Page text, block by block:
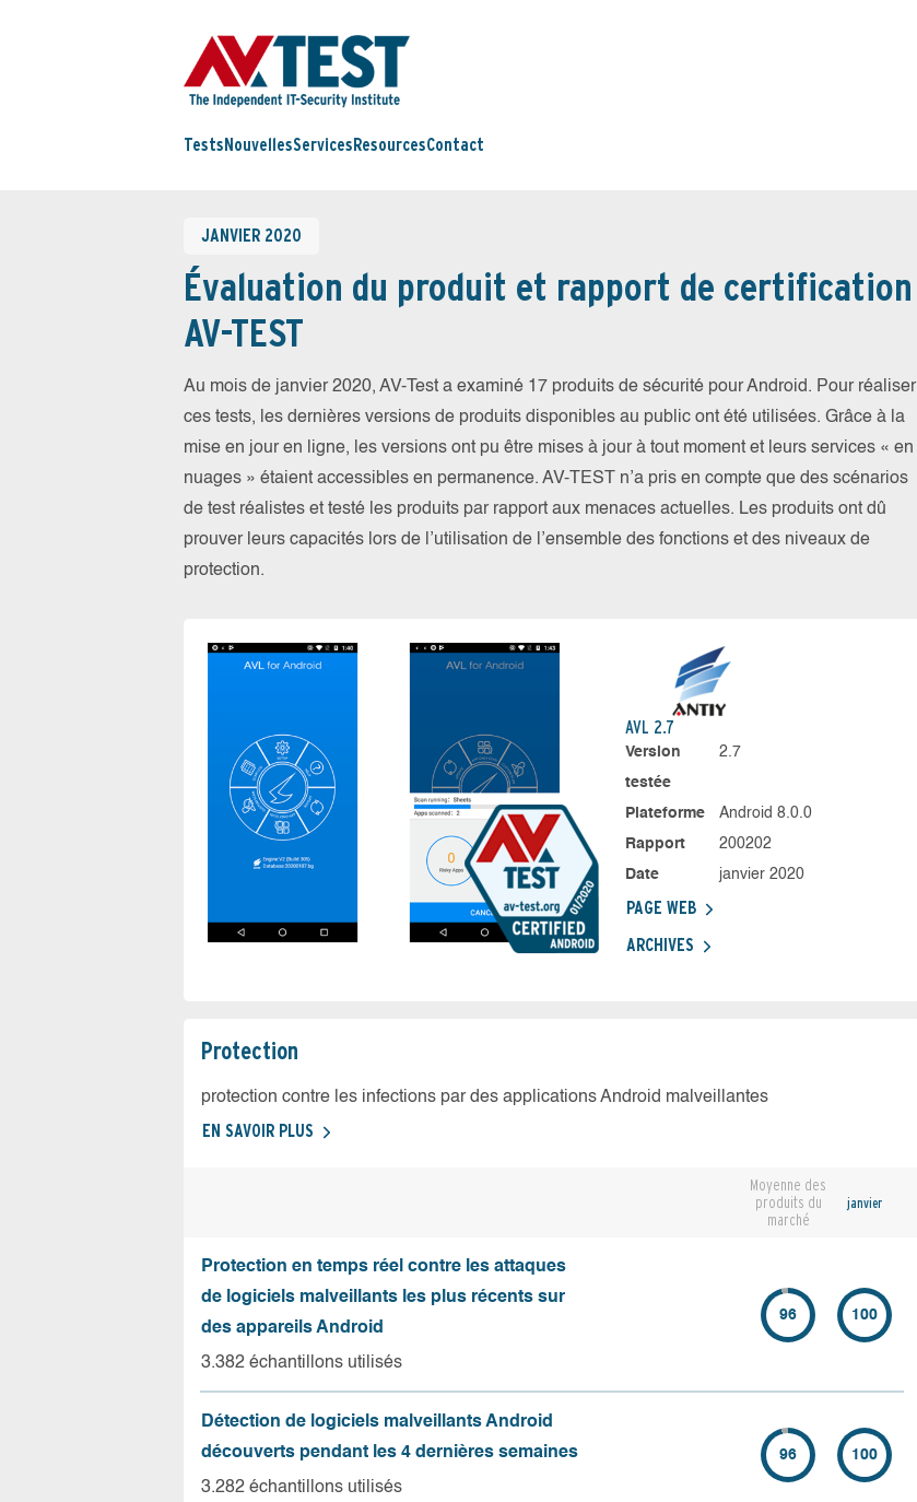
Tests NouvellesServices ResourcesContact
JANVIER 2020
Évaluation du produit et rapport de certification
AV-TEST
Au mois de janvier 2020, AV-Test a examiné 17 produits de sécurité pour Android. Pour réaliser
ces tests, les dernières versions de produits disponibles au public ont été utilisées. Grâce à la
mise en jour en ligne, les versions ont pu être mises à jour à tout moment et leurs services « en
nuages » étaient accessibles en permanence. AV-TEST n’a pris en compte que des scénarios
de test réalistes et testé les produits par rapport aux menaces actuelles. Les produits ont dû
prouver leurs capacités lors de l’utilisation de l’ensemble des fonctions et des niveaux de
protection.
AVL 2.7
Version
testée
2.7
Plateforme
Android 8.0.0
Rapport
200202
Date
janvier 2020
PAGE WEB
ARCHIVES
Protection
protection contre les infections par des applications Android malveillantes
EN SAVOIR PLUS
Moyenne des
produits du
marché
janvier
Protection en temps réel contre les attaques
de logiciels malveillants les plus récents sur
des appareils Android
3.382 échantillons utilisés
96 100
Détection de logiciels malveillants Android
découverts pendant les 4 dernières semaines
3.282 échantillons utilisés
96 100